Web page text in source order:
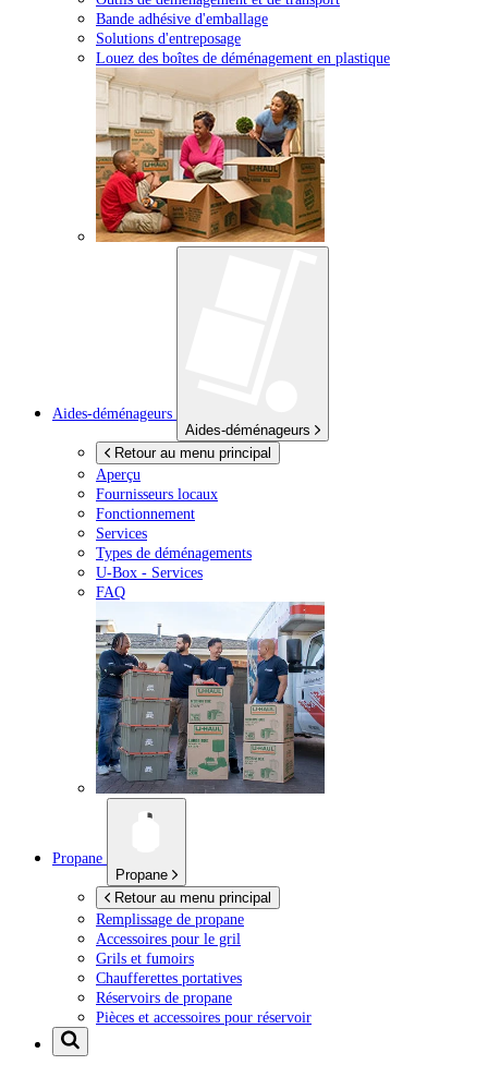
Bande adhésive d'emballage
Solutions d'entreposage
Louez des boîtes de déménagement en plastique
Aides-déménageurs
Aides-déménageurs
Retour au menu principal
Aperçu
Fournisseurs locaux
Fonctionnement
Services
Types de déménagements
U-Box - Services
FAQ
Propane
Propane
Retour au menu principal
Remplissage de propane
Accessoires pour le gril
Grils et fumoirs
Chaufferettes portatives
Réservoirs de propane
Pièces et accessoires pour réservoir